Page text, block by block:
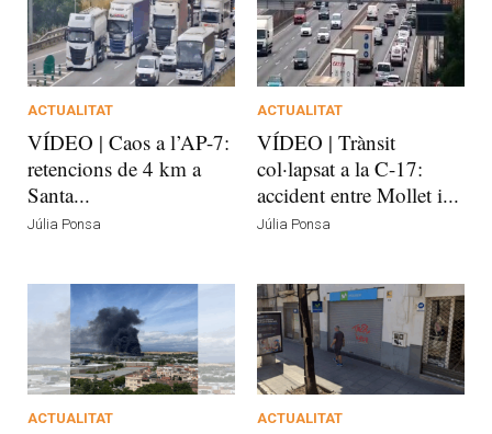
ACTUALITAT
VÍDEO | Caos a l’AP-7:
retencions de 4 km a
Santa...
Júlia Ponsa
ACTUALITAT
VÍDEO | Trànsit
col·lapsat a la C-17:
accident entre Mollet i...
Júlia Ponsa
ACTUALITAT ACTUALITAT